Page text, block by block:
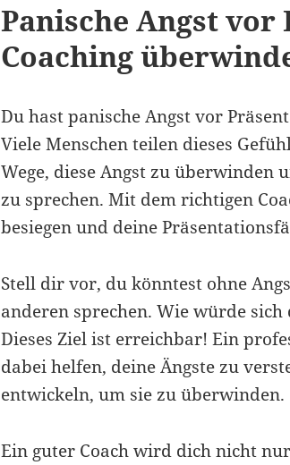
Panische Angst
Coaching
Du hast panische Angst vor
Viele Menschen teilen dieses
Wege, diese Angst zu überwinden
zu sprechen. Mit dem richtigen
besiegen und deine
Stell dir vor, du könntest ohne
anderen sprechen. Wie würde
Dieses Ziel ist erreichbar! Ein
dabei helfen, deine Ängste zu
entwickeln, um sie zu überwinden.
Ein guter Coach wird dich nicht